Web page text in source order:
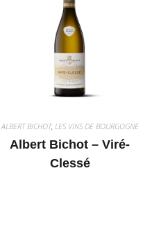
ALBERT BICHOT, LES VINS DE BOURGOGNE
Albert Bichot – Viré-
Clessé